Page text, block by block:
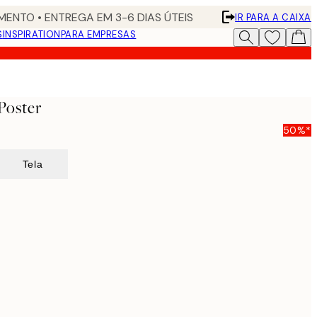
• ENTREGA EM 3-6 DIAS ÚTEIS
IR PARA A CAIXA
INSPIRATIONPARA EMPRESAS
50%*
Tela